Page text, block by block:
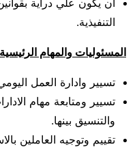
ان يكون علي دراية
التنفيذية.
المسئوليات والمهام الرئيسية
تسيير وادارة العمل
تسيير ومتابعة مهام
والتنسيق بينها.
تقييم وتوجيه العاملين